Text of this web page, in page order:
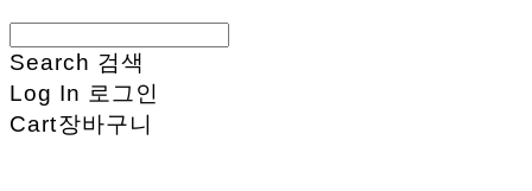
Search 검색
Log In 로그인
Cart장바구니